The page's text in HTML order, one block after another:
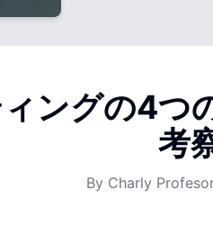
ングの4つ
考
By Charly